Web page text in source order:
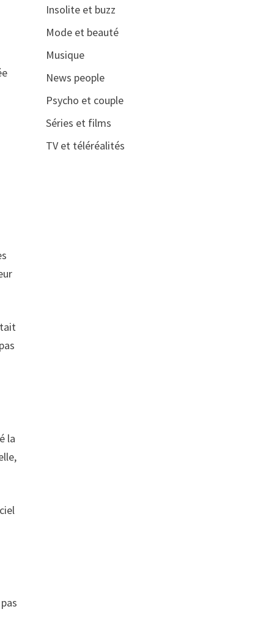
la
Insolite et buzz
Mode et beauté
Musique
News people
Psycho et couple
Séries et films
TV et téléréalités